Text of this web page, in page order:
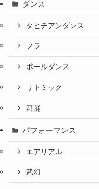
ダンス
タヒチアンダンス
フラ
ポールダンス
リトミック
舞踊
パフォーマンス
エアリアル
武幻